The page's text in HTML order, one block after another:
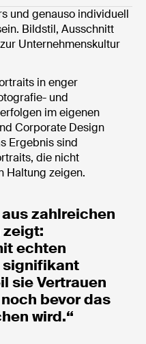
und genauso individuell
Bildstil, Ausschnitt
Unternehmenskultur
in enger
und
im eigenen
Corporate Design
Ergebnis sind
die nicht
Haltung zeigen.
zahlreichen
zeigt:
echten
signifikant
sie Vertrauen
bevor das
wird.“